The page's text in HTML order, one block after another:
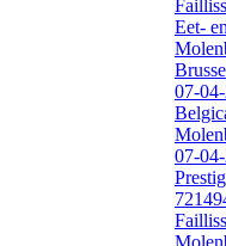
Eet-
07-
07-